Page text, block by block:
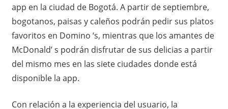
app en la ciudad de Bogotá. A partir de septiembre,
bogotanos, paisas y caleños podrán pedir sus platos
favoritos en Domino ‘s, mientras que los amantes de
McDonald’ s podrán disfrutar de sus delicias a partir
del mismo mes en las siete ciudades donde está
disponible la app.
Con relación a la experiencia del usuario, la